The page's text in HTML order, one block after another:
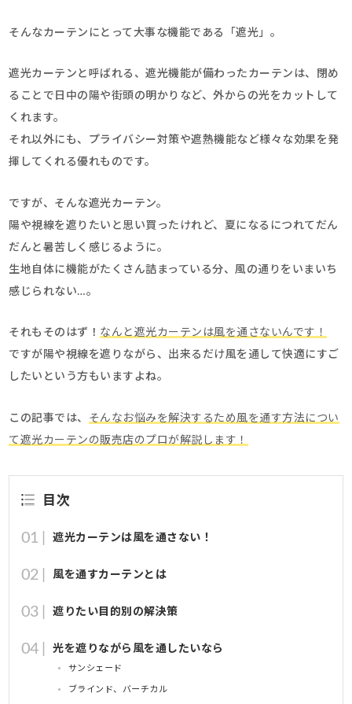
そんなカーテンにとって大事な機能である「遮光」。
遮光カーテンと呼ばれる、遮光機能が備わったカーテンは、閉め
ることで日中の陽や街頭の明かりなど、外からの光をカットして
くれます。
それ以外にも、プライバシー対策や遮熱機能など様々な効果を発
揮してくれる優れものです。
ですが、そんな遮光カーテン。
陽や視線を遮りたいと思い買ったけれど、夏になるにつれてだん
だんと暑苦しく感じるように。
生地自体に機能がたくさん詰まっている分、風の通りをいまいち
感じられない…。
それもそのはず！ なんと遮光カーテンは風を通さないんです！
ですが陽や視線を遮りながら、出来るだけ風を通して快適にすご
したいという方もいますよね。
この記事では、 そんなお悩みを解決するため風を通す方法につい
て遮光カーテンの販売店のプロが解説します！
目次
遮光カーテンは風を通さない！
風を通すカーテンとは
遮りたい目的別の解決策
光を遮りながら風を通したいなら
サンシェード
ブラインド、バーチカル